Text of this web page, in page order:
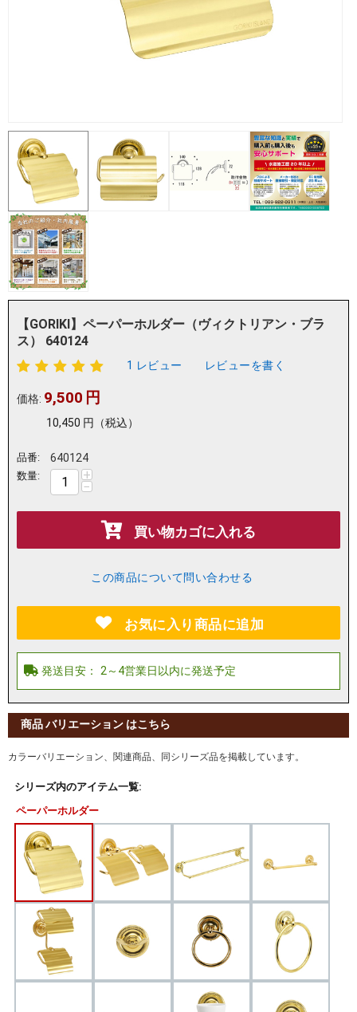
【GORIKI】ペーパーホルダー（ヴィクトリアン・ブラ
ス） 640124
1 レビュー レビューを書く
価格: 9,500 円
10,450 円 （税込）
品番: 640124
数量: +
−
買い物カゴに入れる
この商品について問い合わせる
お気に入り商品に追加
商品 バリエーション はこちら
カラーバリエーション、関連商品、同シリーズ品を掲載しています。
シリーズ内のアイテム一覧:
ペーパーホルダー